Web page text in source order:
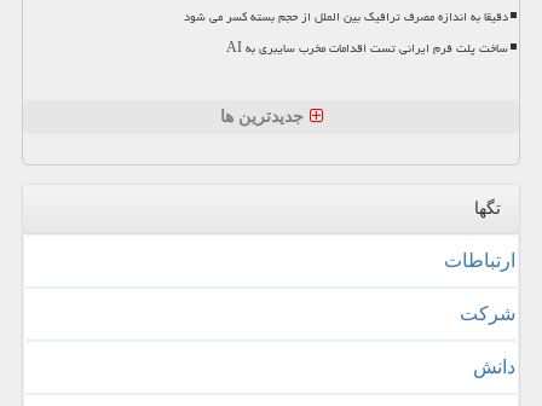
دقیقا به اندازه مصرف ترافیک بین الملل از حجم بسته کسر می شود
ساخت پلت فرم ایرانی تست اقدامات مخرب سایبری به AI
جدیدترین ها
تگها
ارتباطات
شركت
دانش